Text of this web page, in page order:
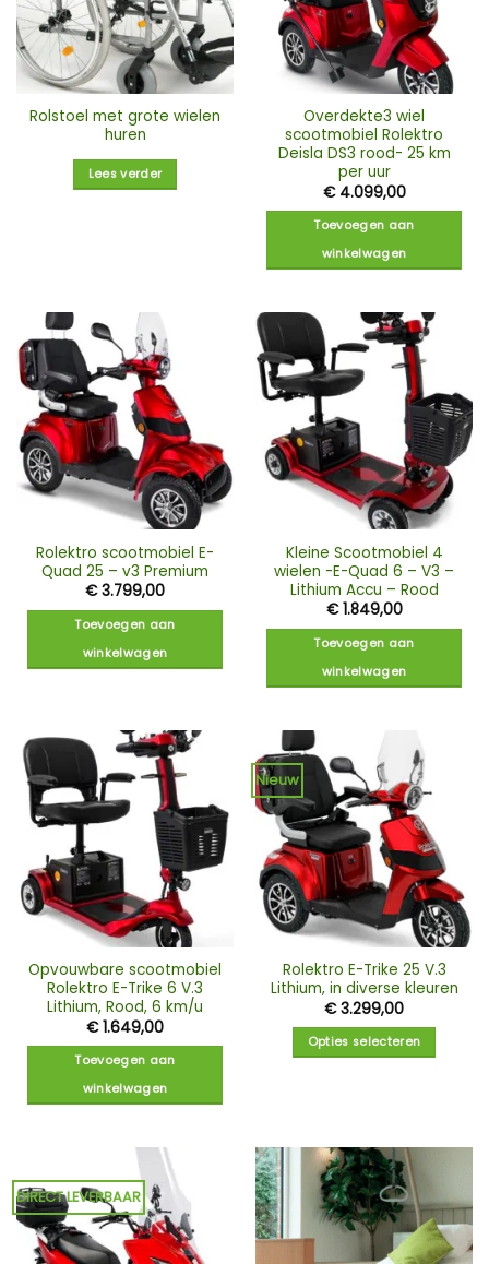
Rolstoel met grote wielen
huren
Lees verder
Overdekte3 wiel
scootmobiel Rolektro
Deisla DS3 rood- 25 km
per uur
€4.099,00
Toevoegen aan
winkelwagen
Rolektro scootmobiel E-
Quad 25 – v3 Premium
€3.799,00
Toevoegen aan
winkelwagen
Kleine Scootmobiel 4
wielen -E-Quad 6 – V3 –
Lithium Accu – Rood
€1.849,00
Toevoegen aan
winkelwagen
Opvouwbare scootmobiel
Rolektro E-Trike 6 V.3
Lithium, Rood, 6 km/u
€1.649,00
Toevoegen aan
winkelwagen
Nieuw
Rolektro E-Trike 25 V.3
Lithium, in diverse kleuren
€3.299,00
Opties selecteren
variaties.
Deze
optie
kan
gekozen
DIRECT LEVERBAAR